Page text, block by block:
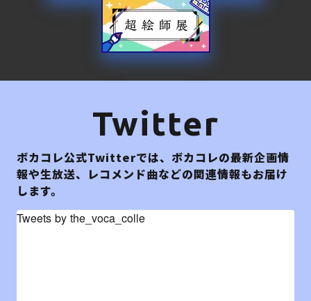
Twitter
ボカコレ公式Twitterでは、ボカコレの最新企画情
報や生放送、レコメンド曲などの関連情報もお届け
します。
Tweets by the_voca_colle